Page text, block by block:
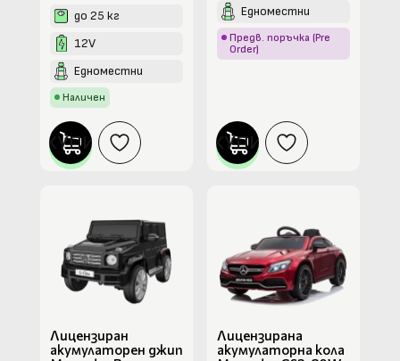
до 25 кг
12V
Едноместни
Наличен
КУПИ
Едноместни
Предв. поръчка (Pre
Order)
КУПИ
Лицензиран
акумулаторен джип
Лицензирана
акумулаторна кола